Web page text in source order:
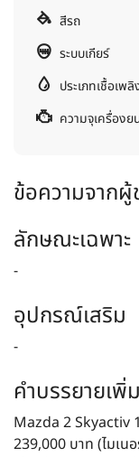
สีรถ
ระบบเกียร์
ประเภทเชื้อเพลิ
ความจุเครื่อง
ข้อความจากผู้
ลักษณะเฉพาะ
-
อุปกรณ์เสริม
-
คำบรรยายเพิ่
Mazda 2 Skyactiv
239,000 บาท (ไมเน